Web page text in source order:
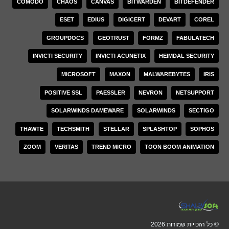
BITDEFENDER
BITWARDEN
CANVAS
CHAOS
COMODO
COREL
DEVART
DIGICERT
EDIUS
ESET
FABULATECH
FORMZ
GEOTRUST
GROUPDOCS
HEIMDAL SECURITY
INVICTI ACUNETIX
INVICTI SECURITY
IRIS
MALWAREBYTES
MAXON
MICROSOFT
NETSUPPORT
NEVRON
PAESSLER
POSITIVE SSL
SECTIGO
SOLARWINDS
SOLARWINDS DAMEWARE
SOPHOS
SPLASHTOP
STELLAR
TECHSMITH
THAWTE
TOON BOOM ANIMATION
TREND MICRO
VERITAS
ZOOM
© כל הזכויות שמורות 2026